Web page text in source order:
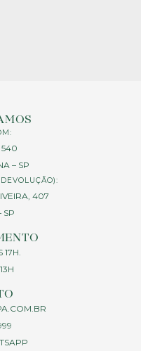
540
– SP
407
SP
17H.